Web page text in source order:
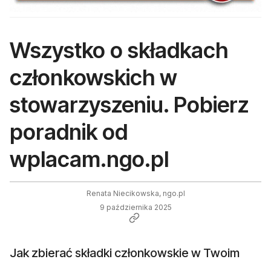
Wszystko o składkach
członkowskich w
stowarzyszeniu. Pobierz
poradnik od
wplacam.ngo.pl
Renata Niecikowska, ngo.pl
9 października 2025
Jak zbierać składki członkowskie w Twoim